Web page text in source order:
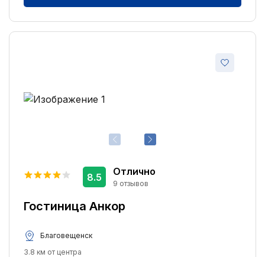
Гостиница Анкор
Отлично
9 отзывов
8.5
Благовещенск
3.8 км от центра